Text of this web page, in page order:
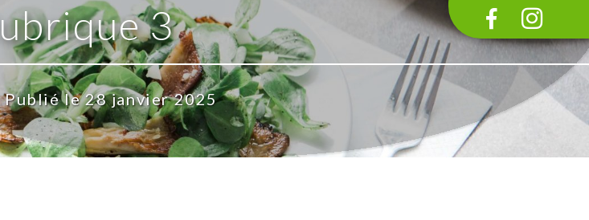
3
Publié le 28 janvier 2025